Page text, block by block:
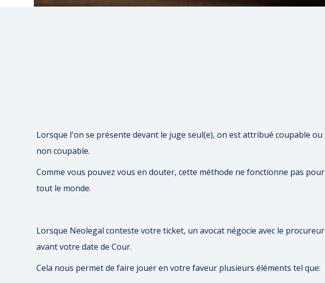
Lorsque l'on se présente devant le juge seul(e), on est attribué coupable ou
non coupable.
Comme vous pouvez vous en douter, cette méthode ne fonctionne pas pour
tout le monde.
Lorsque Neolegal conteste votre ticket, un avocat négocie avec le procureur
avant votre date de Cour.
Cela nous permet de faire jouer en votre faveur plusieurs éléments tel que: